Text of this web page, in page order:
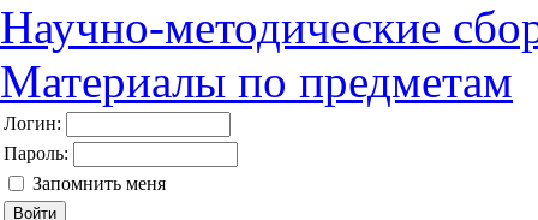
Научно-методические
Материалы по предметам
Логин:
Пароль:
Запомнить меня